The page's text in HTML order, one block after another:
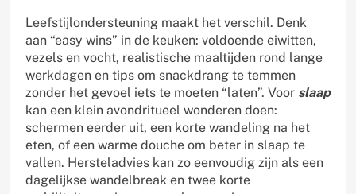
Leefstijlondersteuning maakt het verschil. Denk
aan “easy wins” in de keuken: voldoende eiwitten,
vezels en vocht, realistische maaltijden rond lange
werkdagen en tips om snackdrang te temmen
zonder het gevoel iets te moeten “laten”. Voor slaap
kan een klein avondritueel wonderen doen:
schermen eerder uit, een korte wandeling na het
eten, of een warme douche om beter in slaap te
vallen. Hersteladvies kan zo eenvoudig zijn als een
dagelijkse wandelbreak en twee korte